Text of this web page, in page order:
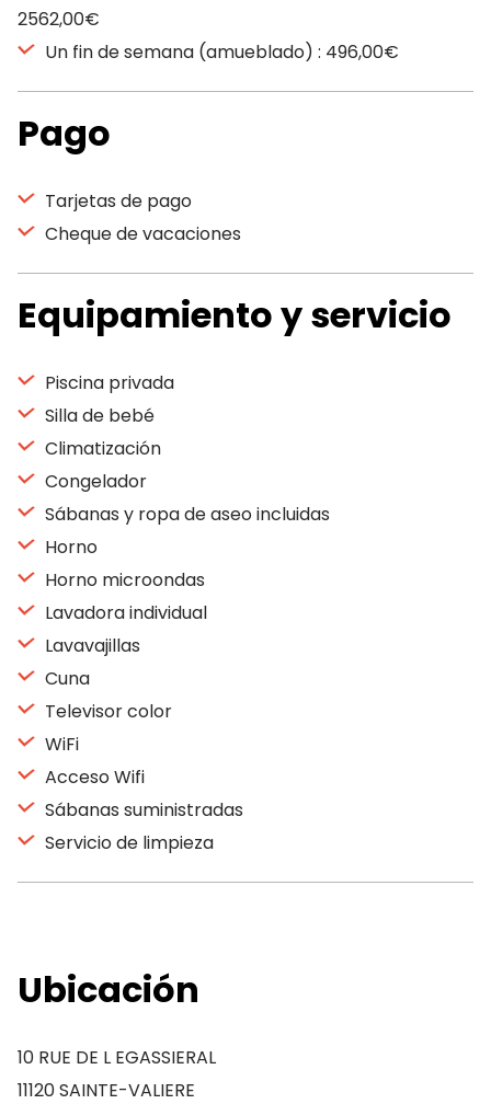
2562,00€
Un fin de semana (amueblado) : 496,00€
Pago
Tarjetas de pago
Cheque de vacaciones
Equipamiento y servicio
Piscina privada
Silla de bebé
Climatización
Congelador
Sábanas y ropa de aseo incluidas
Horno
Horno microondas
Lavadora individual
Lavavajillas
Cuna
Televisor color
WiFi
Acceso Wifi
Sábanas suministradas
Servicio de limpieza
Ubicación
10 RUE DE L EGASSIERAL
11120 SAINTE-VALIERE